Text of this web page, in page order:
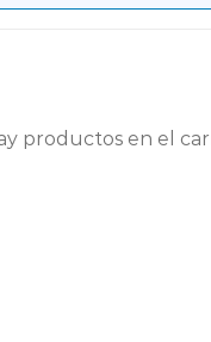
productos en el